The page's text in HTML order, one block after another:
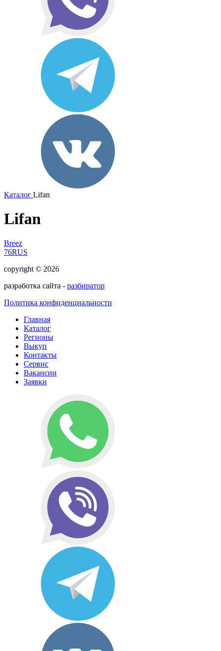
Каталог Lifan
Lifan
Breez
76RUS
copyright © 2026
разработка сайта - разбиратор
Политика конфиденциальности
Главная
Каталог
Регионы
Выкуп
Контакты
Сервис
Вакансии
Заявки